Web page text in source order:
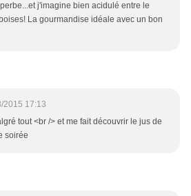
j'imagine bien acidulé entre le
La gourmandise idéale avec un bon
2015 17:13
tout <br /> et me fait découvrir le jus de
soirée